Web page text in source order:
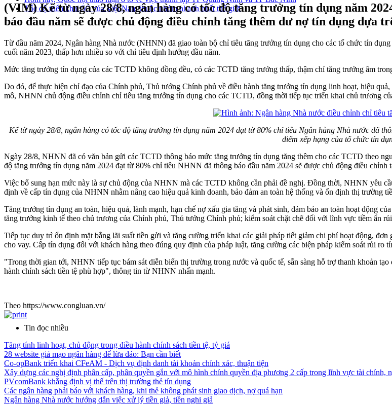
Tốc độ triển khai 5G của Việt Nam thuộc nhóm nhanh nhất thế giới
(VIM) Kể từ ngày 28/8, ngân hàng có tốc độ tăng trưởng tín dụng năm
báo đầu năm sẽ được chủ động điều chỉnh tăng thêm dư nợ tín dụng dựa
Từ đầu năm 2024, Ngân hàng Nhà nước (NHNN) đã giao toàn bộ chỉ tiêu tăng trưởng tín dụng cho các tổ chức tín
cuối năm 2023, thấp hơn nhiều so với chỉ tiêu định hướng đầu năm.
Mức tăng trưởng tín dụng của các TCTD không đồng đều, có các TCTD tăng trưởng thấp, thậm chí tăng trưởng âm
Do đó, để thực hiện chỉ đạo của Chính phủ, Thủ tướng Chính phủ về điều hành tăng trưởng tín dụng linh hoạt, hiệu
mô, NHNN chủ động điều chỉnh chỉ tiêu tăng trưởng tín dụng cho các TCTD, đồng thời tiếp tục triển khai chủ trương
Kể từ ngày 28/8, ngân hàng có tốc độ tăng trưởng tín dụng năm 2024 đạt từ 80% chỉ tiêu Ngân hàng Nhà nước đã
điểm xếp hạng của tổ chức tín
Ngày 28/8, NHNN đã có văn bản gửi các TCTD thông báo mức tăng trưởng tín dụng tăng thêm cho các TCTD theo
độ tăng trưởng tín dụng năm 2024 đạt từ 80% chỉ tiêu NHNN đã thông báo đầu năm 2024 sẽ được chủ động điều
Việc bổ sung hạn mức này là sự chủ động của NHNN mà các TCTD không cần phải đề nghị. Đồng thời, NHNN yêu
định về cấp tín dụng của NHNN nhằm nâng cao hiệu quả kinh doanh, bảo đảm an toàn hệ thống và ổn định thị trường
Tăng trưởng tín dụng an toàn, hiệu quả, lành mạnh, hạn chế nợ xấu gia tăng và phát sinh, đảm bảo an toàn hoạt
tăng trưởng kinh tế theo chủ trương của Chính phủ, Thủ tướng Chính phủ; kiểm soát chặt chẽ đối với lĩnh vực tiềm ẩn
Tiếp tục duy trì ổn định mặt bằng lãi suất tiền gửi và tăng cường triển khai các giải pháp tiết giảm chi phí hoạt động,
cho vay. Cấp tín dụng đối với khách hàng theo đúng quy định của pháp luật, tăng cường các biện pháp kiểm soát rủi ro
"Trong thời gian tới, NHNN tiếp tục bám sát diễn biến thị trường trong nước và quốc tế, sẵn sàng hỗ trợ thanh khoản
hành chính sách tiền tệ phù hợp", thông tin từ NHNN nhấn mạnh.
Theo https://www.congluan.vn/
Tin đọc nhiều
Tăng tính linh hoạt, chủ động trong điều hành chính sách tiền tệ, tỷ giá
28 website giả mạo ngân hàng để lừa đảo: Bạn cần biết
Co-opBank triển khai CFeAM - Dịch vụ định danh tài khoản chính xác, thuận tiện
Xây dựng các nghị định phân cấp, phân quyền gắn với mô hình chính quyền địa phương 2 cấp trong lĩnh vực tài chính,
PVcomBank khẳng định vị thế trên thị trường thẻ tín dụng
Các ngân hàng phải báo với khách hàng, khi thẻ không phát sinh giao dịch, nợ quá hạn
Ngân hàng Nhà nước hướng dẫn việc xử lý tiền giả, tiền nghi giả